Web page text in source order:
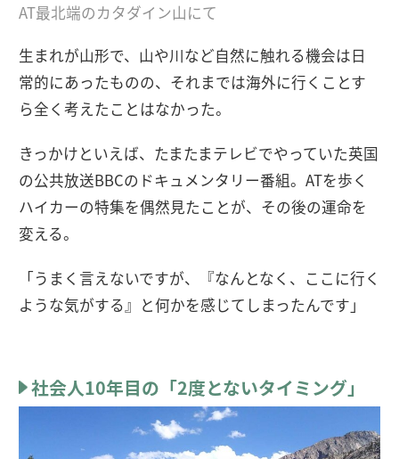
AT最北端のカタダイン山にて
生まれが山形で、山や川など自然に触れる機会は日
常的にあったものの、それまでは海外に行くことす
ら全く考えたことはなかった。
きっかけといえば、たまたまテレビでやっていた英国
の公共放送BBCのドキュメンタリー番組。ATを歩く
ハイカーの特集を偶然見たことが、その後の運命を
変える。
「うまく言えないですが、『なんとなく、ここに行く
ような気がする』と何かを感じてしまったんです」
社会人10年目の「2度とないタイミング」